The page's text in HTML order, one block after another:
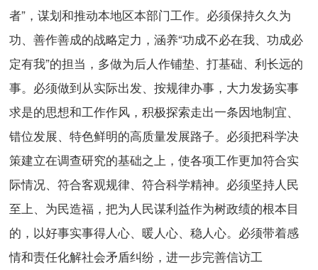
者”，谋划和推动本地区本部门工作。必须保持久久为
功、善作善成的战略定力，涵养“功成不必在我、功成必
定有我”的担当，多做为后人作铺垫、打基础、利长远的
事。必须做到从实际出发、按规律办事，大力发扬实事
求是的思想和工作作风，积极探索走出一条因地制宜、
错位发展、特色鲜明的高质量发展路子。必须把科学决
策建立在调查研究的基础之上，使各项工作更加符合实
际情况、符合客观规律、符合科学精神。必须坚持人民
至上、为民造福，把为人民谋利益作为树政绩的根本目
的，以好事实事得人心、暖人心、稳人心。必须带着感
情和责任化解社会矛盾纠纷，进一步完善信访工